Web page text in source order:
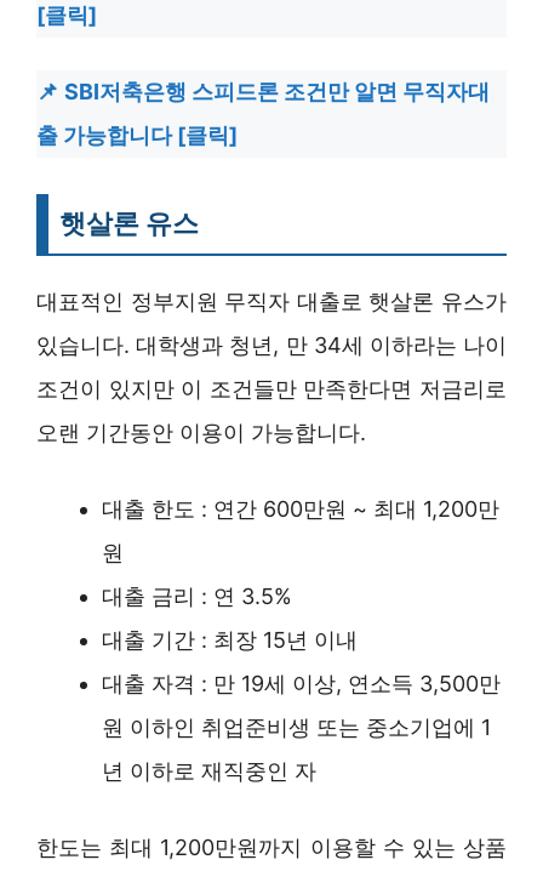
[클릭]
SBI저축은행 스피드론 조건만 알면 무직자대
출 가능합니다 [클릭]
햇살론 유스
대표적인 정부지원 무직자 대출로 햇살론 유스가
있습니다. 대학생과 청년, 만 34세 이하라는 나이
조건이 있지만 이 조건들만 만족한다면 저금리로
오랜 기간동안 이용이 가능합니다.
대출 한도 : 연간 600만원 ~ 최대 1,200만
원
대출 금리 : 연 3.5%
대출 기간 : 최장 15년 이내
대출 자격 : 만 19세 이상, 연소득 3,500만
원 이하인 취업준비생 또는 중소기업에 1
년 이하로 재직중인 자
한도는 최대 1,200만원까지 이용할 수 있는 상품